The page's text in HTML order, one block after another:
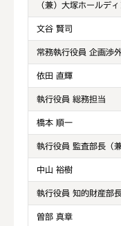
（兼）大塚ホールディ
文谷 賢司
常務執行役員 企画渉
依田 直輝
執行役員 総務担当
橋本 順一
執行役員 監査部長（
中山 裕樹
執行役員 知的財産部
曽部 真章